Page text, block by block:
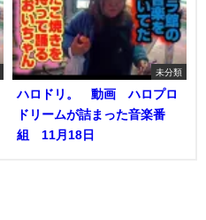
未分類
ハロドリ。 動画 ハロプロ
ドリームが詰まった音楽番
組 11月18日